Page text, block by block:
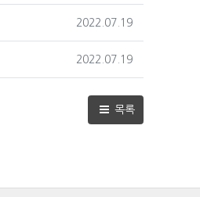
작성일
2022.07.19
작성일
2022.07.19
목록